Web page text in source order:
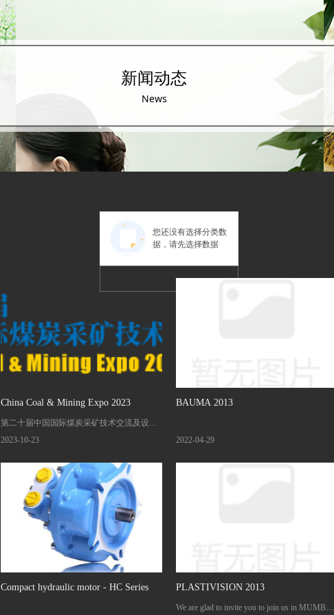
您还没有选择分类数
据，请先选择数据
新闻动态
News
China Coal & Mining Expo 2023
第二十届中国国际煤炭采矿技术交流及设备
展览会将于2023年10月25日-10月28日在北京
压马达（上海）有限公司Italgroup邀请您莅临
我们展位W1286(W1国际馆）。
2023-10-23
BAUMA 2013
2022-04-29
Compact hydraulic motor - HC Series PLASTIVISION 2013
We are glad to invite you to join us in MUMBAI,